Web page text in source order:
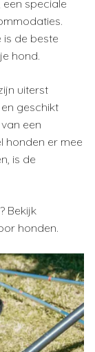
speciale
is de beste
hond.
uiterst
geschikt
een
honden er mee
is de
Bekijk
honden.